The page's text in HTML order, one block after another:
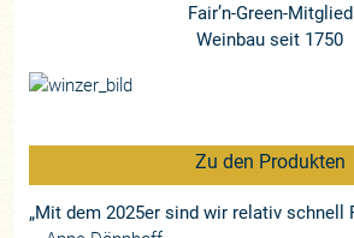
Fair’n-Green-Mitglied
Weinbau seit 1750
Zu den Produkten
„Mit dem 2025er sind wir relativ schnell